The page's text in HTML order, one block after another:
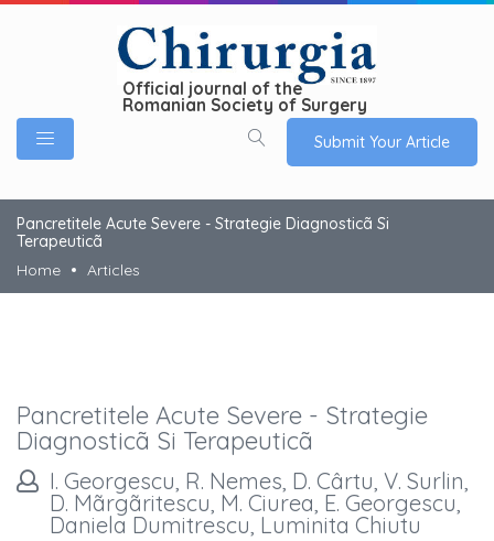
Official journal of the
Romanian Society of Surgery
Submit Your Article
Pancretitele Acute Severe - Strategie Diagnosticã Si
Terapeuticã
Home
Articles
Pancretitele Acute Severe - Strategie
Diagnosticã Si Terapeuticã
I. Georgescu, R. Nemes, D. Cârtu, V. Surlin,
D. Mãrgãritescu, M. Ciurea, E. Georgescu,
Daniela Dumitrescu, Luminita Chiutu